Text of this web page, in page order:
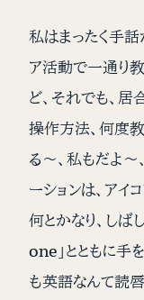
私はまったく手
ア活動で一通り
ど、それでも、
操作方法、何度
る〜、私もだよ〜
ーションは、アイ
何とかなり、し
one」とともに手
も英語なんて読